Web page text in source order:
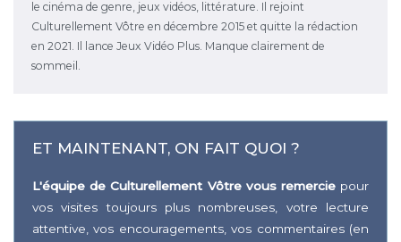
le cinéma de genre, jeux vidéos, littérature. Il rejoint
Culturellement Vôtre en décembre 2015 et quitte la rédaction
en 2021. Il lance Jeux Vidéo Plus. Manque clairement de
sommeil.
ET MAINTENANT, ON FAIT QUOI ?
L'équipe de Culturellement Vôtre vous remerciepour
vos visites toujours plus nombreuses, votre lecture
attentive, vos encouragements, vos commentaires (en